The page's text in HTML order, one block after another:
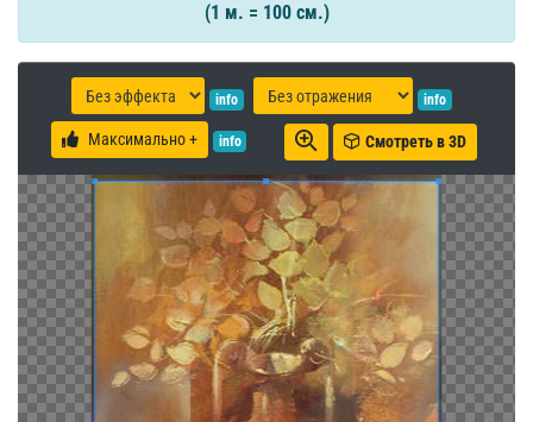
(1 м. = 100 см.)
info info
Максимально + info Смотреть в 3D